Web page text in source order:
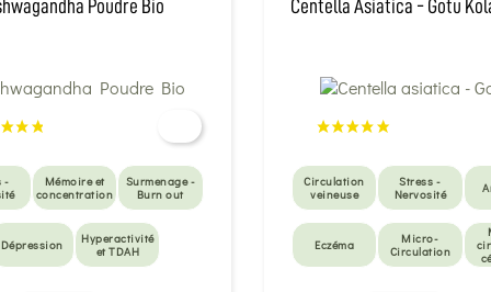
Poudre Bio
-
Mémoire et
concentration
Surmenage -
Burn out
Dépression
Hyperactivité
et TDAH
Centella Asiatica - Gotu
Circulation
veineuse
Stress -
Nervosité
Eczéma
Micro-
Circulation